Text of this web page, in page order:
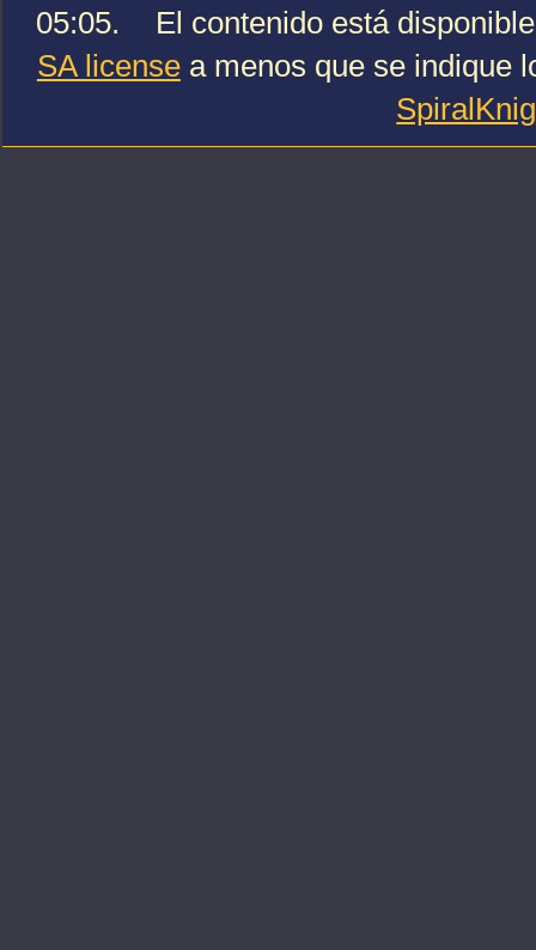
05:05.
El contenido está
SA licensea menos que se indique